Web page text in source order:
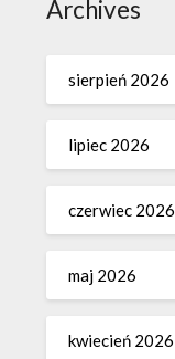
Archives
sierpień 2026
lipiec 2026
czerwiec 2026
maj 2026
kwiecień 2026